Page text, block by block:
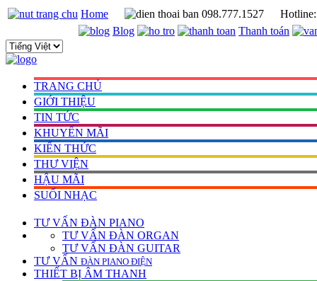
Home 098.777.1527
Blog
Thanh toán
TRANG CHỦ
GIỚI THIỆU
TIN TỨC
KHUYẾN MÃI
KIẾN THỨC
THƯ VIỆN
HẬU MÃI
SUỐI NHẠC
TƯ VẤN ĐÀN PIANO
TƯ VẤN ÐÀN ORGAN
TƯ VẤN ÐÀN GUITAR
TƯ VẤN ÐÀN PIANO ÐIỆN
THIẾT BỊ ÂM THANH